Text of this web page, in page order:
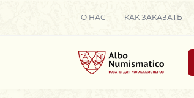
О НАС КАК ЗАКАЗАТЬ